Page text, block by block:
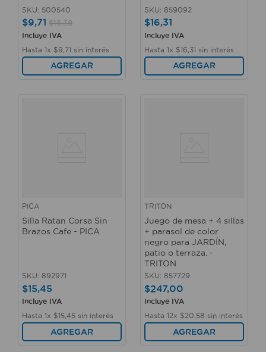
SKU: 500540
$9,71 $15,38
Incluye IVA
Hasta 1x $9 71 sin interés
AGREGAR
SKU: 859092
$16,31
Incluye IVA
Hasta 1x $16 31 sin interés
AGREGAR
PICA
Silla Ratan Corsa Sin
Brazos Cafe - PICA
SKU: 892971
$15,45
Incluye IVA
Hasta 1x $15 45 sin interés
AGREGAR
TRITON
Juego de mesa + 4 sillas
+ parasol de color
negro para JARDÍN,
patio o terraza. -
TRITON
SKU: 857729
$247,00
Incluye IVA
Hasta 12x $20 58 sin interés
AGREGAR